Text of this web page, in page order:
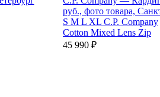
S M L XL C.P. Company
Cotton Mixed Lens Zip
45 990 ₽